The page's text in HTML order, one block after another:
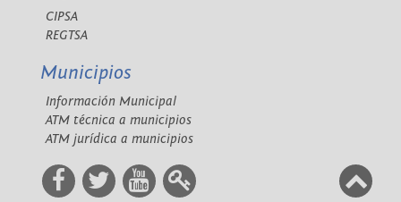
CIPSA
REGTSA
Municipios
Información Municipal
ATM técnica a municipios
ATM jurídica a municipios